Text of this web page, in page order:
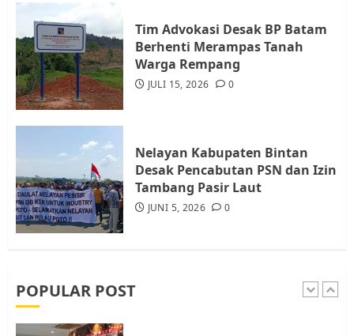
Tim Advokasi Desak BP Batam
Berhenti Merampas Tanah
Warga Rempang
JULI 15, 2026 0
Nelayan Kabupaten Bintan
Desak Pencabutan PSN dan Izin
Tambang Pasir Laut
JUNI 5, 2026 0
POPULAR POST
4
Resahkan Warga
JULI 17, 2026 0
5
JULI 15, 2026 0
1